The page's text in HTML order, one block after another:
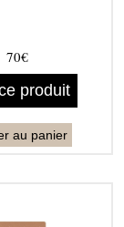
70€
produit
au panier